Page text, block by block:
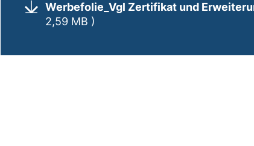
Werbefolie_Vgl Zertifikat und
2,59 MB )